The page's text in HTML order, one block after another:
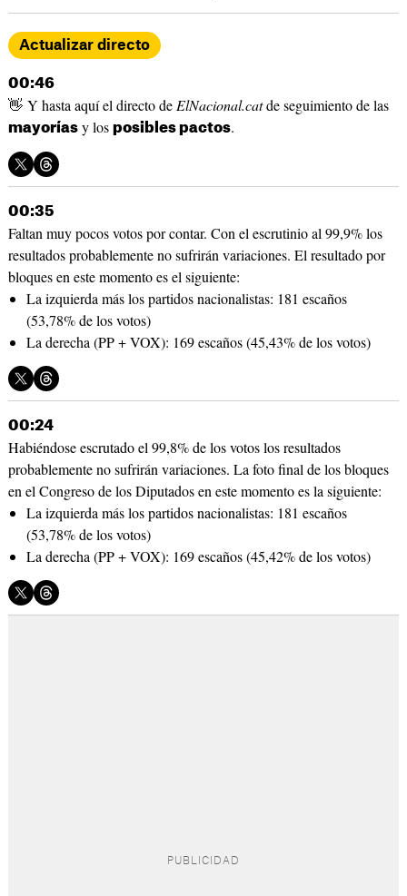
Actualizar directo
00:46
👋 Y hasta aquí el directo de ElNacional.catde seguimiento de las
mayoríasy los posibles pactos.
00:35
Faltan muy pocos votos por contar. Con el escrutinio al 99,9% los
resultados probablemente no sufrirán variaciones. El resultado por
bloques en este momento es el siguiente:
La izquierda más los partidos nacionalistas: 181 escaños
(53,78% de los votos)
La derecha (PP + VOX): 169 escaños (45,43% de los votos)
00:24
Habiéndose escrutado el 99,8% de los votos los resultados
probablemente no sufrirán variaciones. La foto final de los bloques
en el Congreso de los Diputados en este momento es la siguiente:
La izquierda más los partidos nacionalistas: 181 escaños
(53,78% de los votos)
La derecha (PP + VOX): 169 escaños (45,42% de los votos)